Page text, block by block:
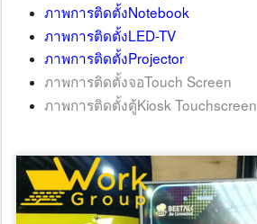
ภาพการติดตั้งNotebook
ภาพการติดตั้งLED-TV
ภาพการติดตั้งProjector
ภาพการติดตั้งจอTouch Screen
ภาพการติดตั้งตู้Kiosk Touchscreen